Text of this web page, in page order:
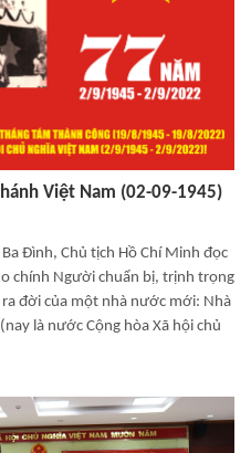
Việt Nam (02-09-1945)
Đình, Chủ tịch Hồ Chí Minh đọc
chính Người chuẩn bị, trịnh trọng
đời của một nhà nước mới: Nhà
là nước Cộng hòa Xã hội chủ